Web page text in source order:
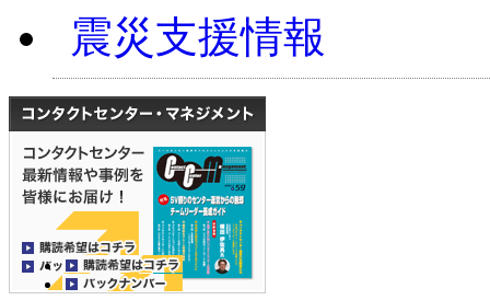
震災支援情報